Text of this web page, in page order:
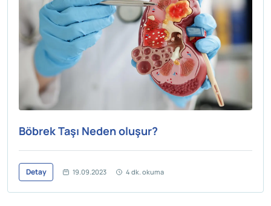
Böbrek Taşı Neden oluşur?
Detay 19.09.2023 4 dk. okuma